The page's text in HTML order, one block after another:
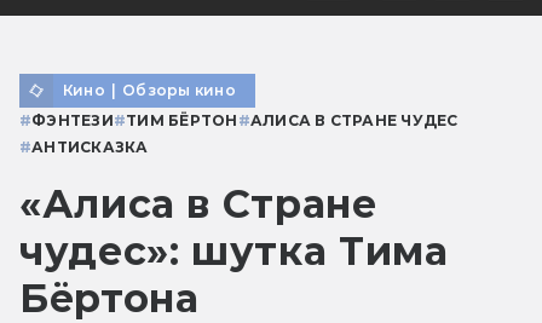
Кино | Обзоры кино
#ФЭНТЕЗИ#ТИМ БЁРТОН #АЛИСА В СТРАНЕ ЧУДЕС
#АНТИСКАЗКА
«Алиса в Стране
чудес»: шутка Тима
Бёртона